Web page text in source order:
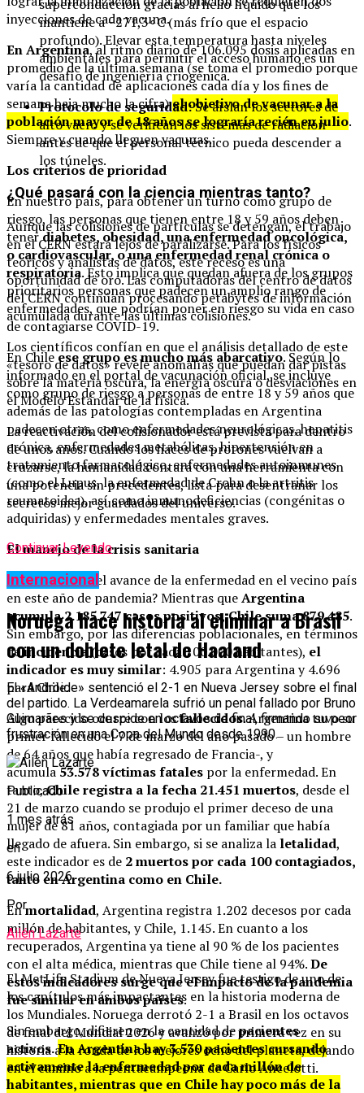
inyecciones de cada vacuna.
En Argentina, al ritmo diario de 106.095 dosis aplicadas en
promedio de la última semana (se toma el promedio porque
varía la cantidad de aplicaciones cada día y los fines de
semana baja mucho la cifra)el objetivo de vacunar a la
población mayor de 18 años se lograría recién en julio.
Siempre y cuando lleguen vacunas.
Los criterios de prioridad
En nuestro país, para obtener un turno como grupo de
riesgo, las personas que tienen entre 18 y 59 años deben
tenerdiabetes, obesidad, una enfermedad oncológica,
o cardiovascular, o una enfermedad renal crónica o
respiratoria. Esto implica que quedan afuera de los grupos
prioritarios personas que padecen un amplio rango de
enfermedades, que podrían poner en riesgo su vida en caso
de contagiarse COVID-19.
En Chileese grupo es mucho más abarcativo. Según lo
informado en el portal de vacunación oficial, se incluye
como grupo de riesgo a personas de entre 18 y 59 años que
además de las patologías contempladas en Argentina
padecen otras, como enfermedades neurológicas, hepatitis
crónica, enfermedades metabólicas, hipertensión en
tratamiento farmacológico, enfermedades autoinmunes
(como el Lupus, la enfermedad de Crohn o la artritis
reumatoidea), así como inmunodeficiencias (congénitas o
adquiridas) y enfermedades mentales graves.
El manejo de la crisis sanitaria
¿Qué pasó con el avance de la enfermedad en el vecino país
en este año de pandemia? Mientras queArgentina
acumula 2.185.747 casos positivos, Chile suma 879.485.
Sin embargo, por las diferencias poblacionales, en términos
deincidencia(casos por cada 100.000 habitantes), el
indicador es muy similar: 4.905 para Argentina y 4.696
para Chile.
Algo parecido ocurre con losfallecidos. Argentina tuvo su
primer fallecido el 7 de marzo del año pasado – un hombre
de 64 años que había regresado de Francia-, y
acumula53.578 víctimas fatales por la enfermedad. En
tanto,Chile registra a la fecha 21.451 muertos, desde el
21 de marzo cuando se produjo el primer deceso de una
mujer de 81 años, contagiada por un familiar que había
llegado de afuera. Sin embargo, si se analiza la letalidad,
este indicador es de 2 muertos por cada 100 contagiados,
tanto en Argentina como en Chile.
Enmortalidad, Argentina registra 1.202 decesos por cada
millón de habitantes, y Chile, 1.145. En cuanto a los
recuperados, Argentina ya tiene al 90 % de los pacientes
con el alta médica, mientras que Chile tiene al 94%.De
estos indicadores surge que el impacto de la pandemia
fue similar en ambos países.
Sin embargo, difieren en la cantidad depacientes
activos.En Argentina hay 3.530 pacientes cursando
activamente la enfermedad por cada millón de
habitantes, mientras que en Chile hay poco más de la
superconducción gracias al helio líquido que los
mantiene a−271,3∘C(más frío que el espacio
profundo). Elevar esta temperatura hasta niveles
ambientales para permitir el acceso humano es un
desafío de ingeniería criogénica.
Protocolo de seguridad:Se aíslan los sectores de
alto vacío y se verifican los sistemas de radiación
antes de que el personal técnico pueda descender a
los túneles.
¿Qué pasará con la ciencia mientras tanto?
Aunque las colisiones de partículas se detengan, el trabajo
en el CERN estará lejos de paralizarse. Para los físicos
teóricos y analistas de datos, este receso es una
oportunidad de oro. Las computadoras del centro de datos
del CERN continúan procesando petabytes de información
acumulada durante las últimas colisiones.
Los científicos confían en que el análisis detallado de este
«tesoro de datos» revele anomalías que puedan dar pistas
sobre la materia oscura, la energía oscura o desviaciones en
el Modelo Estándar de la física.
La reactivación del colisionador está prevista para dentro
de unos años. Cuando los haces de protones vuelvan a
cruzarse, la humanidad contará con una herramienta con
una potencia sin precedentes, lista para desentrañar los
secretos mejor guardados del universo.
Continuar Leyendo
Internacional
Noruega hace historia al eliminar a Brasil
con un doblete letal de Haaland
El «Androide» sentenció el 2-1 en Nueva Jersey sobre el final
del partido. La Verdeamarela sufrió un penal fallado por Bruno
Guimarães y se despide en octavos de final, firmando su peor
frustración en una Copa del Mundo desde 1990.
Publicado
1 mes atrás
en
6 julio 2026
Por
Ailén Lazarte
El MetLife Stadium de Nueva Jersey fue testigo de uno de
los capítulos más impactantes en la historia moderna de
los Mundiales.Noruega derrotó 2-1 a Brasil en los octavos
de final del Mundial 2026 y avanzó por primera vez en su
historia a la ronda de los mejores ocho del planeta, dejando
en el camino a la pentacampeona de Carlo Ancelotti.